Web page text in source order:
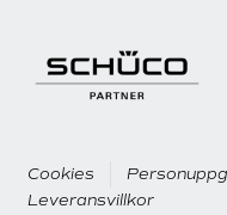
Cookies
Leveransvillkor